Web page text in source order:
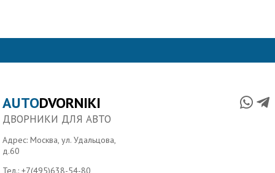
AUTODVORNIKI
ДВОРНИКИ ДЛЯ АВТО
Адрес: Москва, ул. Удальцова,
д.60
Тел.:+7(495)638-54-80